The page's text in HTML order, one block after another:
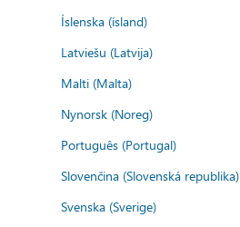
Íslenska (ísland)
Latviešu (Latvija)
Malti (Malta)
Nynorsk (Noreg)
Português (Portugal)
Slovenčina (Slovenská republika)
Svenska (Sverige)